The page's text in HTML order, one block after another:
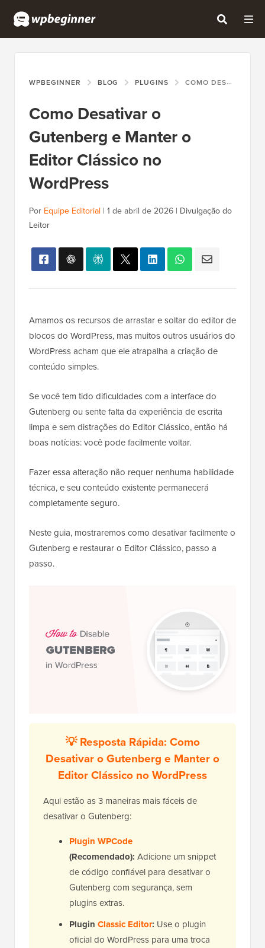
WPBEGINNER BLOG PLUGINS COMO DESATIVAR O GUTENBERG E MANTER O EDITOR CLÁSSICO NO WORDPRESS
Como Desativar o
Gutenberg e Manter o
Editor Clássico no
WordPress
Por Equipe Editorial | 1 de abril de 2026 | Divulgação do
Leitor
Amamos os recursos de arrastar e soltar do editor de
blocos do WordPress, mas muitos outros usuários do
WordPress acham que ele atrapalha a criação de
conteúdo simples.
Se você tem tido dificuldades com a interface do
Gutenberg ou sente falta da experiência de escrita
limpa e sem distrações do Editor Clássico, então há
boas notícias: você pode facilmente voltar.
Fazer essa alteração não requer nenhuma habilidade
técnica, e seu conteúdo existente permanecerá
completamente seguro.
Neste guia, mostraremos como desativar facilmente o
Gutenberg e restaurar o Editor Clássico, passo a
passo.
💡 Resposta Rápida: Como
Desativar o Gutenberg e Manter o
Editor Clássico no WordPress
Aqui estão as 3 maneiras mais fáceis de
desativar o Gutenberg:
Plugin WPCode
(Recomendado): Adicione um snippet
de código confiável para desativar o
Gutenberg com segurança, sem
plugins extras.
Plugin Classic Editor: Use o plugin
oficial do WordPress para uma troca